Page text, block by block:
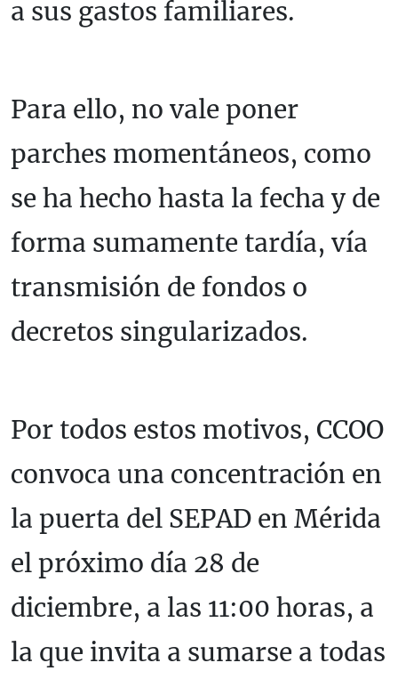
a sus gastos familiares.
Para ello, no vale poner
parches momentáneos, como
se ha hecho hasta la fecha y de
forma sumamente tardía, vía
transmisión de fondos o
decretos singularizados.
Por todos estos motivos, CCOO
convoca una concentración en
la puerta del SEPAD en Mérida
el próximo día 28 de
diciembre, a las 11:00 horas, a
la que invita a sumarse a todas